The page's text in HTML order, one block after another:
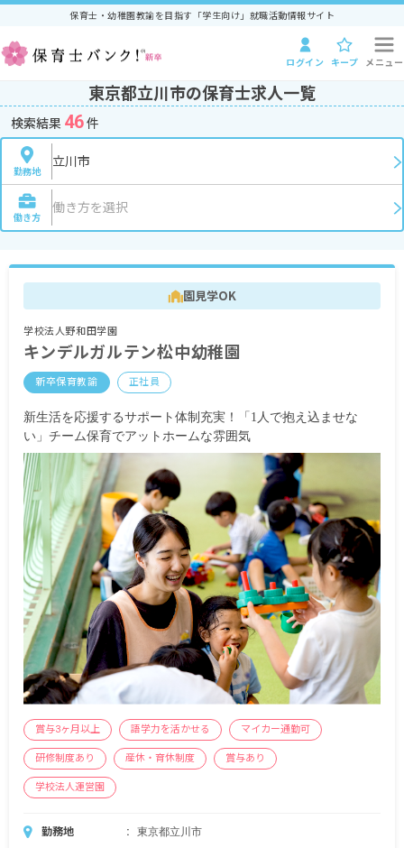
保育士・幼稚園教諭を目指す「学生向け」就職活動情報サイト
ログイン キープ メニュー
東京都立川市の保育士求人一覧
検索結果 46件
勤務地
立川市
働き方
働き方を選択
園見学OK
学校法人野和田学園
キンデルガルテン松中幼稚園
新卒保育教諭 正社員
新生活を応援するサポート体制充実！「1人で抱え込ませな
い」チーム保育でアットホームな雰囲気
賞与3ヶ月以上 語学力を活かせる マイカー通勤可
研修制度あり 産休・育休制度 賞与あり
学校法人運営園
勤務地 東京都立川市